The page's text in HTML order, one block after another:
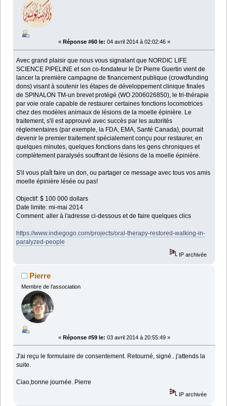
« Réponse #60 le: 04 avril 2014 à 02:02:46 »
Avec grand plaisir que nous vous signalant que NORDIC LIFE
SCIENCE PIPELINE et son co-fondateur le Dr Pierre Guertin vient de
lancer la première campagne de financement publique (crowdfunding
dons) visant à soutenir les étapes de développement clinique finales
de SPINALON TM-un brevet protégé (WO 2006026850), le tri-thérapie
par voie orale capable de restaurer certaines fonctions locomotrices
chez des modèles animaux de lésions de la moelle épinière. Le
traitement, s'il est approuvé avec succès par les autorités
réglementaires (par exemple, la FDA, EMA, Santé Canada), pourrait
devenir le premier traitement spécialement conçu pour restaurer, en
quelques minutes, quelques fonctions dans les gens chroniques et
complètement paralysés souffrant de lésions de la moelle épinière.
S'il vous plaît faire un don, ou partager ce message avec tous vos amis
moelle épinière lésée ou pas!
Objectif: $ 100 000 dollars
Date limite: mi-mai 2014
Comment: aller à l'adresse ci-dessous et de faire quelques clics
https://www.indiegogo.com/projects/oral-therapy-restored-walking-in-
paralyzed-people
IP archivée
Pierre
Membre de l'association
« Réponse #59 le: 03 avril 2014 à 20:55:49 »
J'ai reçu le formulaire de consentement. Retourné, signé.. j'attends la
suite.
Ciao,bonne journée. Pierre
IP archivée